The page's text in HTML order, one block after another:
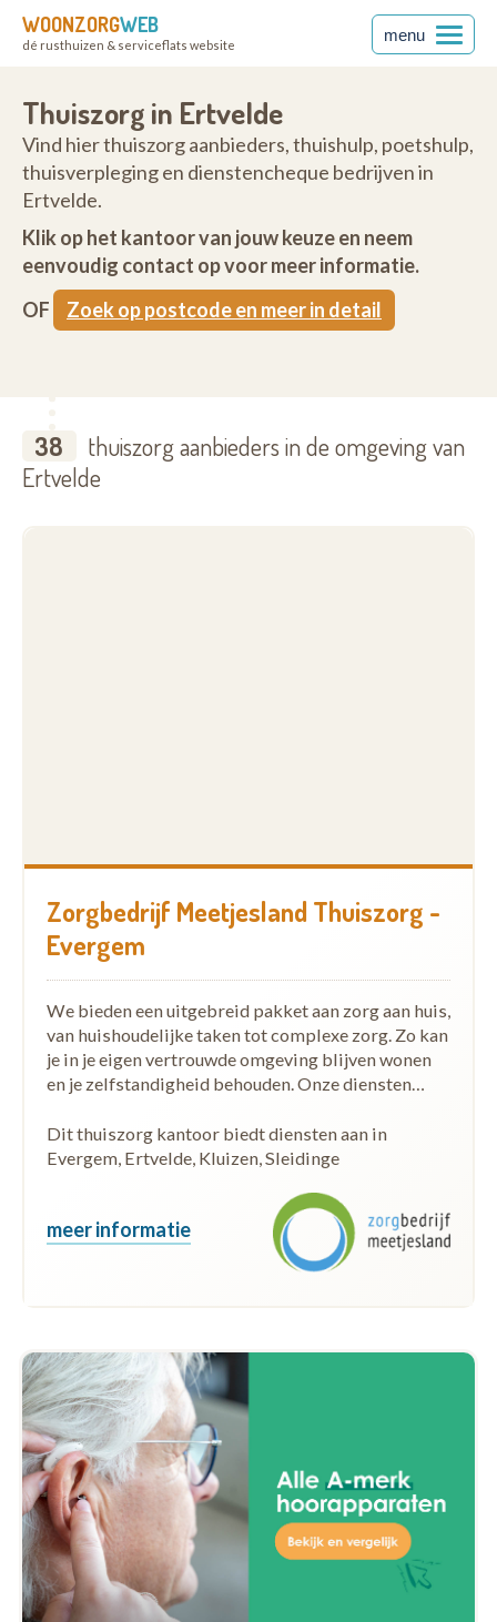
WOONZORGWEB
dé rusthuizen & serviceflats website
menu
Thuiszorg in Ertvelde
Vind hier thuiszorg aanbieders, thuishulp, poetshulp,
thuisverpleging en dienstencheque bedrijven in
Ertvelde.
Klik op het kantoor van jouw keuze en neem
eenvoudig contact op voor meer informatie.
OF
Zoek op postcode en meer in detail
38
thuiszorg aanbieders in de omgeving van
Ertvelde
Zorgbedrijf Meetjesland Thuiszorg -
Evergem
We bieden een uitgebreid pakket aan zorg aan huis,
van huishoudelijke taken tot complexe zorg. Zo kan
je in je eigen vertrouwde omgeving blijven wonen
en je zelfstandigheid behouden. Onze diensten…
Dit thuiszorg kantoor biedt diensten aan in
Evergem, Ertvelde, Kluizen, Sleidinge
meer informatie